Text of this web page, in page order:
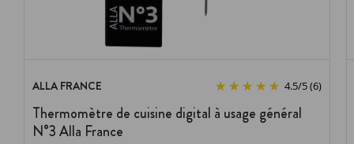
ALLA FRANCE 4.5/5(6)
Thermomètre de cuisine digital à usage général
N°3 Alla France